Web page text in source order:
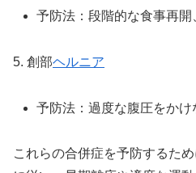
予防法：段階的な食事再開
5. 創部ヘルニア
予防法：過度な腹圧をか
これらの合併症を予防するた